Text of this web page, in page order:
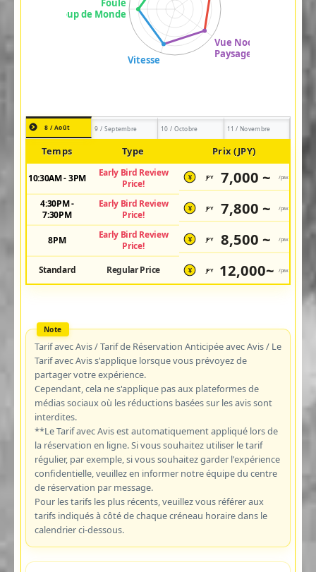
8 / Août 9 / Septembre 10 / Octobre 11 / Novembre
Temps Type Prix (JPY)
10:30AM - 3PM
Early Bird Review
Price!
¥ JPY 7,000 ~ /pax
4:30PM -
7:30PM
Early Bird Review
Price!
¥ JPY 7,800 ~ /pax
8PM
Early Bird Review
Price!
¥ JPY 8,500 ~ /pax
Standard Regular Price ¥ JPY 12,000~ /pax
Tarif avec Avis / Tarif de Réservation Anticipée avec Avis / Le
Tarif avec Avis s'applique lorsque vous prévoyez de
partager votre expérience.
Cependant, cela ne s'applique pas aux plateformes de
médias sociaux où les réductions basées sur les avis sont
interdites.
**Le Tarif avec Avis est automatiquement appliqué lors de
la réservation en ligne. Si vous souhaitez utiliser le tarif
régulier, par exemple, si vous souhaitez garder l'expérience
confidentielle, veuillez en informer notre équipe du centre
de réservation par message.
Pour les tarifs les plus récents, veuillez vous référer aux
tarifs indiqués à côté de chaque créneau horaire dans le
calendrier ci-dessous.